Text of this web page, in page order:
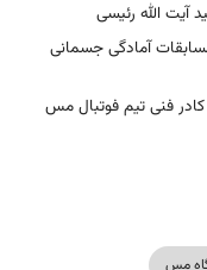
آیت الله رئیسی
آمادگی جسمانی
فنی تیم فوتبال مس
مس